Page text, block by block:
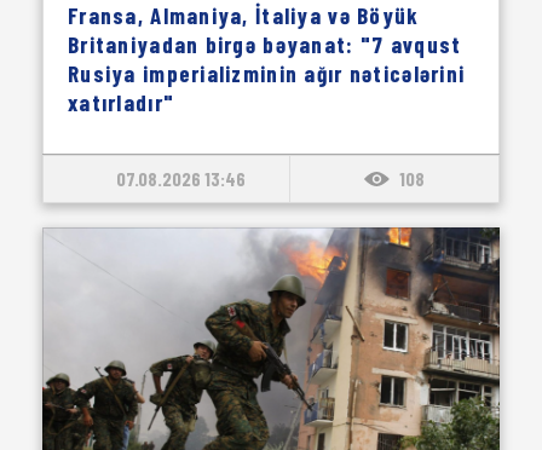
Fransa, Almaniya, İtaliya və Böyük
Britaniyadan birgə bəyanat: "7 avqust
Rusiya imperializminin ağır nəticələrini
xatırladır"
07.08.2026 13:46 108